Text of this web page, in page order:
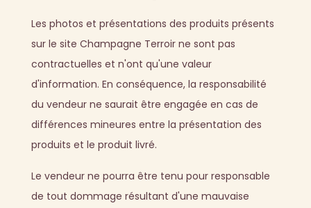
Les photos et présentations des produits présents
sur le site Champagne Terroir ne sont pas
contractuelles et n'ont qu'une valeur
d'information. En conséquence, la responsabilité
du vendeur ne saurait être engagée en cas de
différences mineures entre la présentation des
produits et le produit livré.
Le vendeur ne pourra être tenu pour responsable
de tout dommage résultant d'une mauvaise